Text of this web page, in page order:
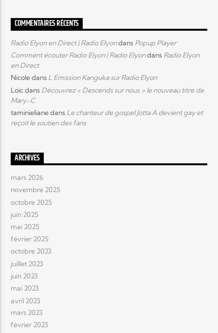
COMMENTAIRES RÉCENTS
Radio Elyon en Direct | Radio Elyondans Popup Player
Comment écouter Radio Elyon | Radio Elyondans Radio Elyon
en Direct
Nicoledans L’Emission Kanguka sur Radio Elyon
Loïcdans Découvrez « Descends sur nous » le nouveau titre de
Mary-C
taminielianedans Le chanteur de gospel Jotta A devient gay et
reçoit le soutien des fans
ARCHIVES
mars 2026
novembre 2025
octobre 2025
juin 2025
mai 2025
février 2025
octobre 2023
juillet 2023
juin 2023
mai 2023
avril 2023
mars 2023
février 2023